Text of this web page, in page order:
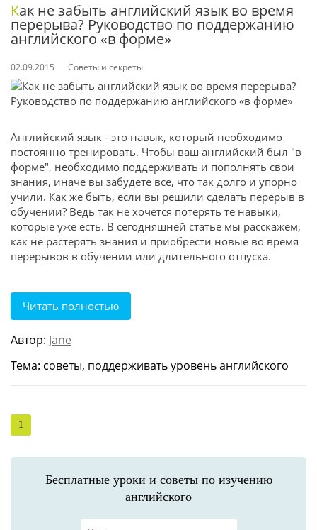
Как не забыть английский язык во время
перерыва? Руководство по поддержанию
английского «в форме»
02.09.2015 Советы и секреты
Английский язык - это навык, который необходимо
постоянно тренировать. Чтобы ваш английский был "в
форме", необходимо поддерживать и пополнять свои
знания, иначе вы забудете все, что так долго и упорно
учили. Как же быть, если вы решили сделать перерыв в
обучении? Ведь так не хочется потерять те навыки,
которые уже есть. В сегодняшней статье мы расскажем,
как не растерять знания и приобрести новые во время
перерывов в обучении или длительного отпуска.
Читать полностью
Автор: Jane
Тема: советы, поддерживать уровень английского
1
Бесплатные уроки и советы по изучению
английского